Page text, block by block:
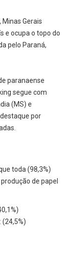
Gerais
e ocupa o topo do
pelo Paraná,
paranaense
segue com
(MS) e
por
toda (98,3%)
de papel